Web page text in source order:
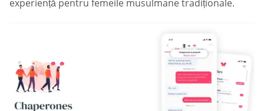
experiență pentru femeile musulmane tradiționale.